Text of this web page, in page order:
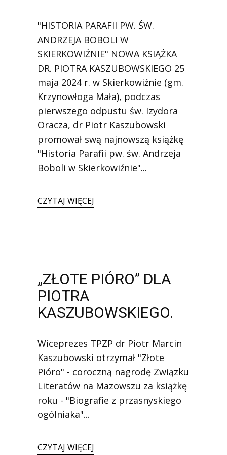
Ofiary zbrodni katyńskiej
Antykomunistyczne podziemie
zbrojne
Opozycja demokratyczna w PRL
Artyści
Badacze
Społecznicy
"HISTORIA PARAFII PW. ŚW.
ANDRZEJA BOBOLI W
SKIERKOWIŹNIE" NOWA KSIĄŻKA
DR. PIOTRA KASZUBOWSKIEGO 25
maja 2024 r. w Skierkowiźnie (gm.
Krzynowłoga Mała), podczas
pierwszego odpustu św. Izydora
Oracza, dr Piotr Kaszubowski
promował swą najnowszą książkę
"Historia Parafii pw. św. Andrzeja
Boboli w Skierkowiźnie"...
CZYTAJ WIĘCEJ
„ZŁOTE PIÓRO” DLA
PIOTRA
KASZUBOWSKIEGO.
Wiceprezes TPZP dr Piotr Marcin
Kaszubowski otrzymał "Złote
Pióro" - coroczną nagrodę Związku
Literatów na Mazowszu za książkę
roku - "Biografie z przasnyskiego
ogólniaka"...
CZYTAJ WIĘCEJ